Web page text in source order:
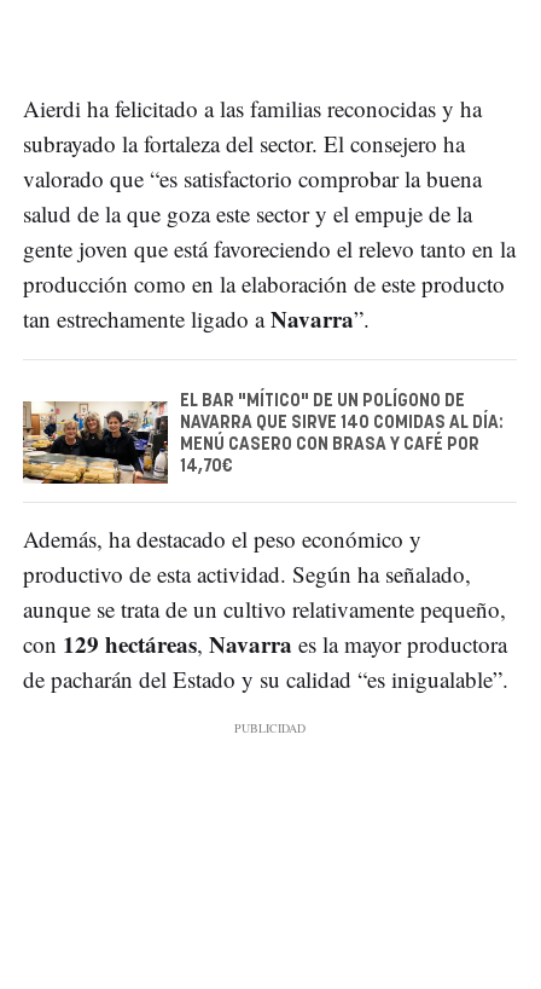
Aierdi ha felicitado a las familias reconocidas y ha
subrayado la fortaleza del sector. El consejero ha
valorado que “es satisfactorio comprobar la buena
salud de la que goza este sector y el empuje de la
gente joven que está favoreciendo el relevo tanto en la
producción como en la elaboración de este producto
tan estrechamente ligado aNavarra”.
EL BAR "MÍTICO" DE UN POLÍGONO DE
NAVARRA QUE SIRVE 140 COMIDAS AL DÍA:
MENÚ CASERO CON BRASA Y CAFÉ POR
14,70€
Además, ha destacado el peso económico y
productivo de esta actividad. Según ha señalado,
aunque se trata de un cultivo relativamente pequeño,
con 129 hectáreas, Navarra es la mayor productora
de pacharán del Estado y su calidad “es inigualable”.